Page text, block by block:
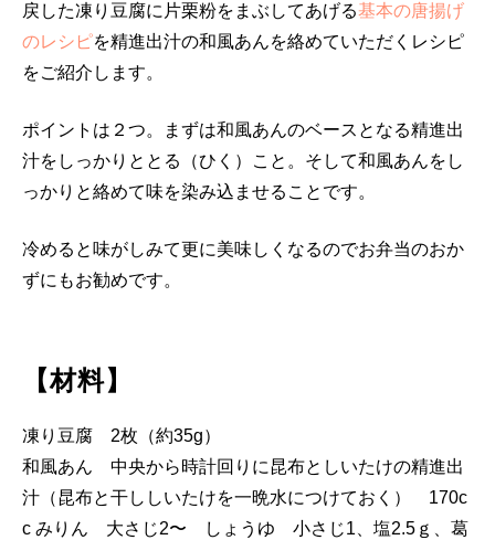
戻した凍り豆腐に片栗粉をまぶしてあげる基本の唐揚げ
のレシピを精進出汁の和風あんを絡めていただくレシピ
をご紹介します。
ポイントは２つ。まずは和風あんのベースとなる精進出
汁をしっかりととる（ひく）こと。そして和風あんをし
っかりと絡めて味を染み込ませることです。
冷めると味がしみて更に美味しくなるのでお弁当のおか
ずにもお勧めです。
【材料】
凍り豆腐 2枚（約35g）
和風あん 中央から時計回りに昆布としいたけの精進出
汁（昆布と干ししいたけを一晩水につけておく） 170c
c みりん 大さじ2〜 しょうゆ 小さじ1、塩2.5ｇ、葛